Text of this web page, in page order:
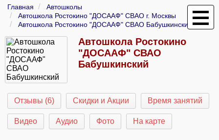
Главная
Автошколы
Автошкола Ростокино "ДОСААФ" СВАО г. Москвы
Автошкола Ростокино "ДОСААФ" СВАО Бабушкинский
Автошкола Ростокино
"ДОСААФ" СВАО
Бабушкинский
Отзывы (6) Скидки и Акции Время занятий
Видео Аудио Фото На карте